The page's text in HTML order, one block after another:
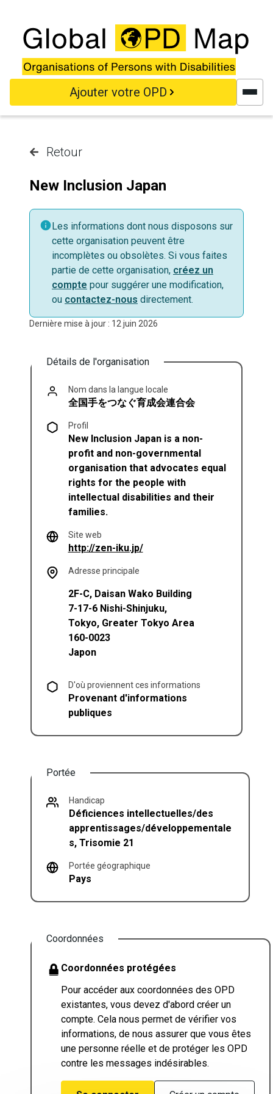
Ajouter votre OPD
Retour
New Inclusion Japan
Les informations dont nous disposons sur
cette organisation peuvent être
incomplètes ou obsolètes. Si vous faites
partie de cette organisation, créez un
compte pour suggérer une modification,
ou contactez-nous directement.
Dernière mise à jour : 12 juin 2026
Détails de l'organisation
Nom dans la langue locale
全国手をつなぐ育成会連合会
Profil
New Inclusion Japan is a non-
profit and non-governmental
organisation that advocates equal
rights for the people with
intellectual disabilities and their
families.
Site web
http://zen-iku.jp/(s'ouvre dans un nouvel
Adresse principale
2F-C, Daisan Wako Building
7-17-6 Nishi-Shinjuku,
Tokyo, Greater Tokyo Area
160-0023
Japon
D'où proviennent ces informations
Provenant d'informations
publiques
Portée
Handicap
Déficiences intellectuelles/des
apprentissages/développementale
s, Trisomie 21
Portée géographique
Pays
Coordonnées
Coordonnées protégées
Pour accéder aux coordonnées des OPD
existantes, vous devez d'abord créer un
compte. Cela nous permet de vérifier vos
informations, de nous assurer que vous êtes
une personne réelle et de protéger les OPD
contre les messages indésirables.